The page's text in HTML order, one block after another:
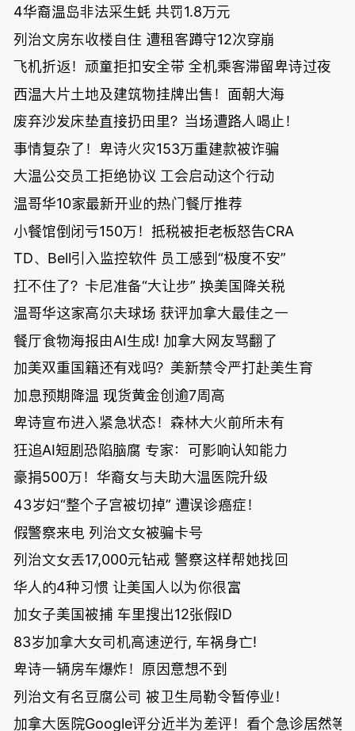
4华裔温岛非法采生蚝 共罚1.8万元
列治文房东收楼自住 遭租客蹲守12次穿崩
飞机折返！顽童拒扣安全带 全机乘客滞留卑诗过夜
西温大片土地及建筑物挂牌出售！面朝大海
废弃沙发床垫直接扔田里？当场遭路人喝止！
事情复杂了！卑诗火灾153万重建款被诈骗
大温公交员工拒绝协议 工会启动这个行动
温哥华10家最新开业的热门餐厅推荐
小餐馆倒闭亏150万！抵税被拒老板怒告CRA
TD、Bell引入监控软件 员工感到“极度不安”
扛不住了？卡尼准备“大让步” 换美国降关税
温哥华这家高尔夫球场 获评加拿大最佳之一
餐厅食物海报由AI生成! 加拿大网友骂翻了
加美双重国籍还有戏吗？美新禁令严打赴美生育
加息预期降温 现货黄金创逾7周高
卑诗宣布进入紧急状态！森林大火前所未有
狂追AI短剧恐陷脑腐 专家：可影响认知能力
豪捐500万！华裔女与夫助大温医院升级
43岁妇“整个子宫被切掉” 遭误诊癌症！
假警察来电 列治文女被骗卡号
列治文女丢17,000元钻戒 警察这样帮她找回
华人的4种习惯 让美国人以为你很富
加女子美国被捕 车里搜出12张假ID
83岁加拿大女司机高速逆行, 车祸身亡!
卑诗一辆房车爆炸！原因意想不到
列治文有名豆腐公司 被卫生局勒令暂停业！
加拿大医院Google评分近半为差评！看个急诊居然等